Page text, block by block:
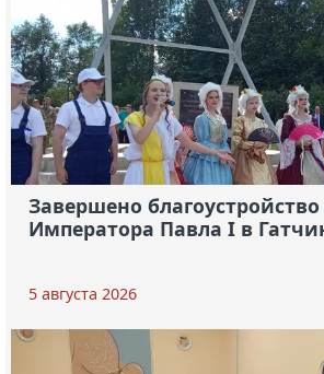
Завершено
Императора Павла I в
5 августа 2026